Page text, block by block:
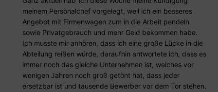
meinem Personalchef vorgelegt, weil ich ein besseres
Angebot mit Firmenwagen zum in die Arbeit pendeln
sowie Privatgebrauch und mehr Geld bekommen habe.
Ich musste mir anhören, dass ich eine große Lücke in die
Abteilung reißen würde, daraufhin antwortete ich, dass es
immer noch das gleiche Unternehmen ist, welches vor
wenigen Jahren noch groß getönt hat, dass jeder
ersetzbar ist und tausende Bewerber vor dem Tor stehen.